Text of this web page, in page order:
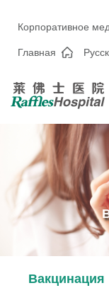
Корпоративное
Главная
Вакцинация